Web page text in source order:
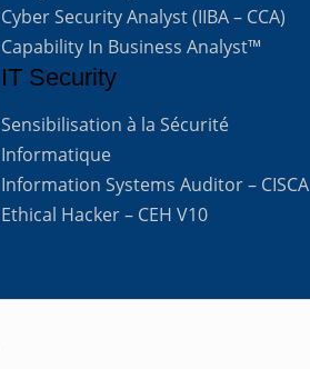
Cyber Security Analyst (IIBA – CCA)
Capability In Business Analyst™
IT Security
Sensibilisation à la Sécurité
Informatique
Information Systems Auditor – CISCA
Ethical Hacker – CEH V10